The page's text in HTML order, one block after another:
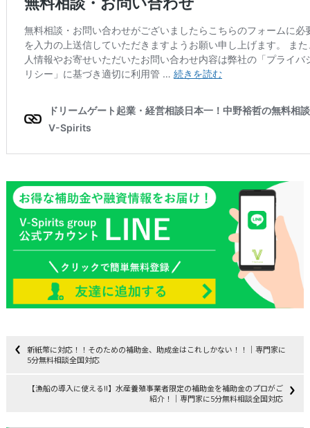
新紙幣に対応！！そのための補助金、助成金はこれしかない！！｜専門家に
5分無料相談全国対応
【漁船の導入に使える‼】水産養殖事業者限定の補助金を補助金のプロがご
紹介！｜専門家に5分無料相談全国対応